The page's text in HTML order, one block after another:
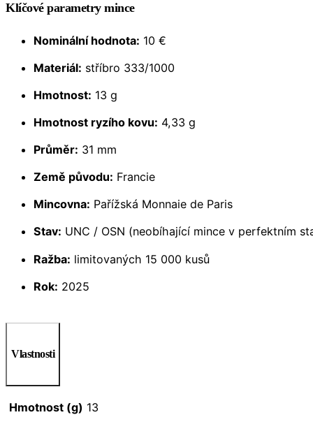
Klíčové parametry mince
Nominální hodnota: 10 €
Materiál: stříbro 333/1000
Hmotnost: 13 g
Hmotnost ryzího kovu: 4,33 g
Průměr: 31 mm
Země původu: Francie
Mincovna: Pařížská Monnaie de Paris
Stav: UNC / OSN (neobíhající mince v perfektním
Ražba: limitovaných 15 000 kusů
Rok: 2025
Vlastnosti
Hmotnost (g) 13